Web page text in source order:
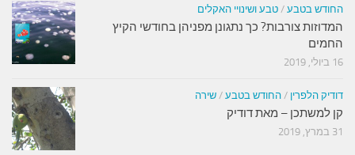
החודש בטבע / טבע ושינויי האקלים
המדוזות צורבות? כך נתגונן מפניהן בחודשי הקיץ
החמים
16 ביולי, 2019
דודיק הלפרין / החודש בטבע / שירה
קן למשתכן – מאת דודיק
31 במרץ, 2019